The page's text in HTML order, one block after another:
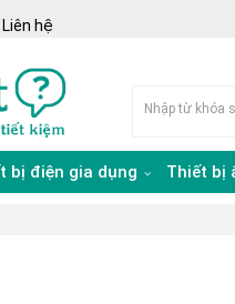
Liên hệ
bị điện gia dụng Thiết bị